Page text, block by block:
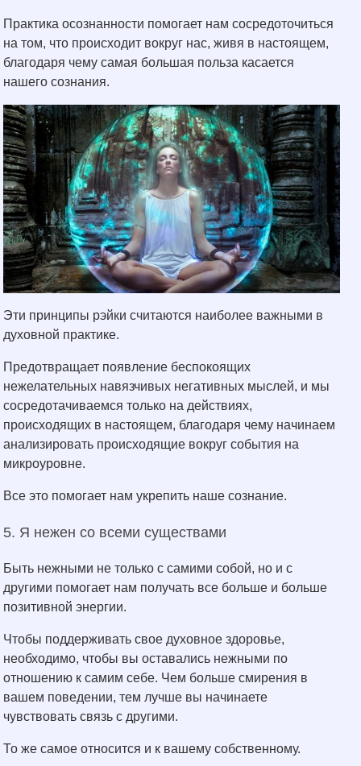
Практика осознанности помогает нам сосредоточиться
на том, что происходит вокруг нас, живя в настоящем,
благодаря чему самая большая польза касается
нашего сознания.
Эти принципы рэйки считаются наиболее важными в
духовной практике.
Предотвращает появление беспокоящих
нежелательных навязчивых негативных мыслей, и мы
сосредотачиваемся только на действиях,
происходящих в настоящем, благодаря чему начинаем
анализировать происходящие вокруг события на
микроуровне.
Все это помогает нам укрепить наше сознание.
5. Я нежен со всеми существами
Быть нежными не только с самими собой, но и с
другими помогает нам получать все больше и больше
позитивной энергии.
Чтобы поддерживать свое духовное здоровье,
необходимо, чтобы вы оставались нежными по
отношению к самим себе. Чем больше смирения в
вашем поведении, тем лучше вы начинаете
чувствовать связь с другими.
То же самое относится и к вашему собственному.